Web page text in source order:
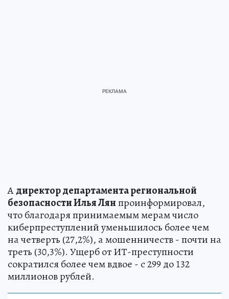
Адиректор департамента региональной
безопасности Илья Лянпроинформировал,
что благодаря принимаемым мерам число
киберпреступлений уменьшилось более чем
на четверть (27,2%), а мошенничеств - почти на
треть (30,3%). Ущерб от ИТ-преступности
сократился более чем вдвое - с 299 до 132
миллионов рублей.